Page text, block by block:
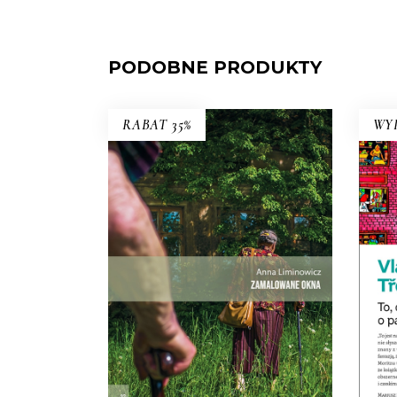
PODOBNE PRODUKTY
RABAT 35%
ZAMALOWANE OKNA
Mieli tu swoją małą wspólnotę – i
dużą nieufność wobec siebie.
Premiera 25 maja
42.00 27.30zł
KSIĄŻKA DO
KOSZYKA